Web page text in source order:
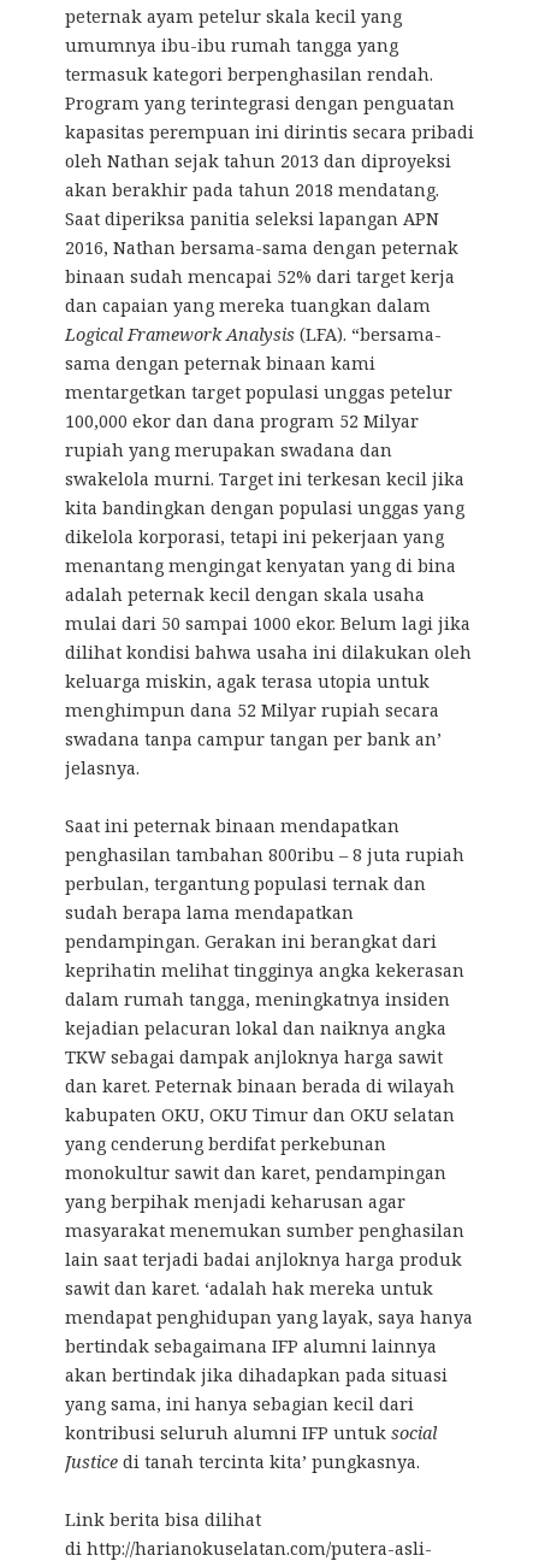
peternak ayam petelur skala kecil yang
umumnya ibu-ibu rumah tangga yang
termasuk kategori berpenghasilan rendah.
Program yang terintegrasi dengan penguatan
kapasitas perempuan ini dirintis secara pribadi
oleh Nathan sejak tahun 2013 dan diproyeksi
akan berakhir pada tahun 2018 mendatang.
Saat diperiksa panitia seleksi lapangan APN
2016, Nathan bersama-sama dengan peternak
binaan sudah mencapai 52% dari target kerja
dan capaian yang mereka tuangkan dalam
Logical Framework Analysis (LFA). “bersama-
sama dengan peternak binaan kami
mentargetkan target populasi unggas petelur
100,000 ekor dan dana program 52 Milyar
rupiah yang merupakan swadana dan
swakelola murni. Target ini terkesan kecil jika
kita bandingkan dengan populasi unggas yang
dikelola korporasi, tetapi ini pekerjaan yang
menantang mengingat kenyatan yang di bina
adalah peternak kecil dengan skala usaha
mulai dari 50 sampai 1000 ekor. Belum lagi jika
dilihat kondisi bahwa usaha ini dilakukan oleh
keluarga miskin, agak terasa utopia untuk
menghimpun dana 52 Milyar rupiah secara
swadana tanpa campur tangan per bank an’
jelasnya.
Saat ini peternak binaan mendapatkan
penghasilan tambahan 800ribu – 8 juta rupiah
perbulan, tergantung populasi ternak dan
sudah berapa lama mendapatkan
pendampingan. Gerakan ini berangkat dari
keprihatin melihat tingginya angka kekerasan
dalam rumah tangga, meningkatnya insiden
kejadian pelacuran lokal dan naiknya angka
TKW sebagai dampak anjloknya harga sawit
dan karet. Peternak binaan berada di wilayah
kabupaten OKU, OKU Timur dan OKU selatan
yang cenderung berdifat perkebunan
monokultur sawit dan karet, pendampingan
yang berpihak menjadi keharusan agar
masyarakat menemukan sumber penghasilan
lain saat terjadi badai anjloknya harga produk
sawit dan karet. ‘adalah hak mereka untuk
mendapat penghidupan yang layak, saya hanya
bertindak sebagaimana IFP alumni lainnya
akan bertindak jika dihadapkan pada situasi
yang sama, ini hanya sebagian kecil dari
kontribusi seluruh alumni IFP untuk social
Justice di tanah tercinta kita’ pungkasnya.
Link berita bisa dilihat
di http://harianokuselatan.com/putera-asli-